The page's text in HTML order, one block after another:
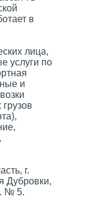
в
лица,
услуги по
и
г.
Дубровки,
№ 5.